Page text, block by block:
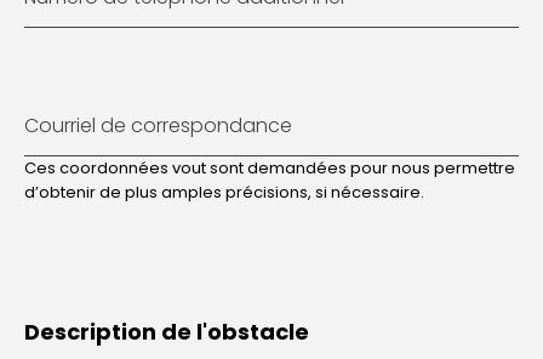
Courriel de correspondance
Ces coordonnées vout sont demandées pour nous permettre
d’obtenir de plus amples précisions, si nécessaire.
Description de l'obstacle